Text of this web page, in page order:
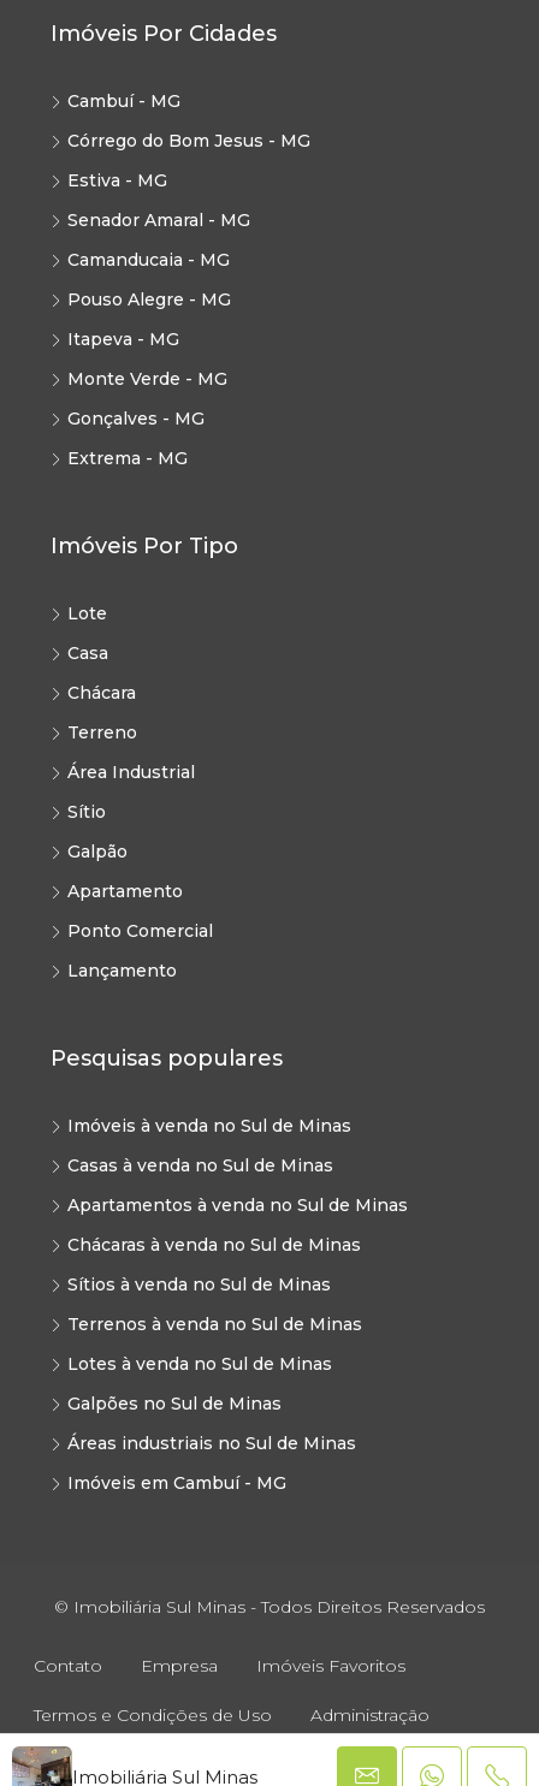
Imobiliária Sul Minas
Imóveis Por Cidades
Cambuí - MG
Córrego do Bom Jesus - MG
Estiva - MG
Senador Amaral - MG
Camanducaia - MG
Pouso Alegre - MG
Itapeva - MG
Monte Verde - MG
Gonçalves - MG
Extrema - MG
Imóveis Por Tipo
Lote
Casa
Chácara
Terreno
Área Industrial
Sítio
Galpão
Apartamento
Ponto Comercial
Lançamento
Pesquisas populares
Imóveis à venda no Sul de Minas
Casas à venda no Sul de Minas
Apartamentos à venda no Sul de Minas
Chácaras à venda no Sul de Minas
Sítios à venda no Sul de Minas
Terrenos à venda no Sul de Minas
Lotes à venda no Sul de Minas
Galpões no Sul de Minas
Áreas industriais no Sul de Minas
Imóveis em Cambuí - MG
© Imobiliária Sul Minas - Todos Direitos Reservados
Contato Empresa Imóveis Favoritos
Termos e Condições de Uso Administração